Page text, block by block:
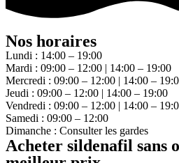
Nos horaires
Lundi : 14:00 – 19:00
Mardi : 09:00 – 12:00 | 14:00 – 19:00
Mercredi : 09:00 – 12:00 | 14:00 –
Jeudi : 09:00 – 12:00 | 14:00 – 19:00
Vendredi : 09:00 – 12:00 | 14:00 –
Samedi : 09:00 – 12:00
Dimanche : Consulter les gardes
Acheter sildenafil sans